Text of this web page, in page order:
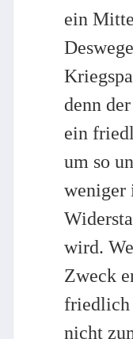
ein
denn
ein
um so
weniger
wird.
Zweck
friedlich
nicht